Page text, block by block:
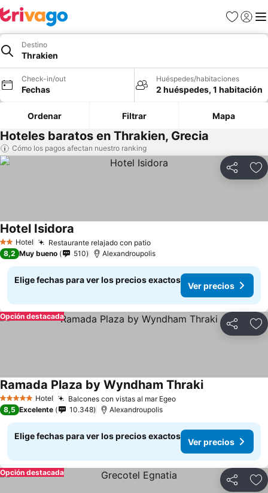
Favoritos
Iniciar
Destino
Thrakien
Check-in/out
Fechas
Huéspedes/habitaciones
2 huéspedes, 1 habitación
Ordenar Filtrar Mapa
Hoteles baratos en Thrakien, Grecia
Cómo los pagos afectan nuestro ranking
Compartir
2 Estrellas
Hotel Restaurante relajado con patioVer precios
Hotel Isidora
8,2 Muy bueno 510 Alexandroupolis
Elige fechas para ver los precios exactos
Ver precios
Compartir
Opción destacada
5 Estrellas Hotel Balcones con vistas al mar EgeoVer precios
Ramada Plaza by Wyndham ThrakiVer precios
8,5 Excelente 10.348 Alexandroupolis
Elige fechas para ver los precios exactos
Ver precios
Compartir
Opción destacada